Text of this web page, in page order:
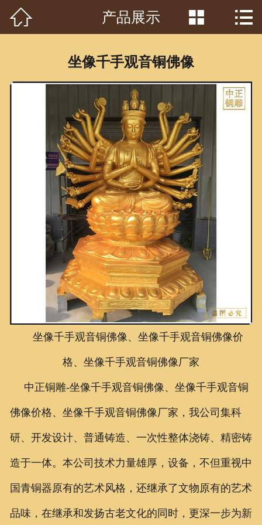
首页
产品中心
客户见证
常识问答
新闻资讯
荣誉资质
泥塑鉴赏
联系我们
 产品展示  
坐像千手观音铜佛像
坐像千手观音铜佛像、坐像千手观音铜佛像价
格、坐像千手观音铜佛像厂家
中正铜雕-坐像千手观音铜佛像、 坐像千手观音铜
佛像价格、 坐像千手观音铜佛像厂家 ，我公司集科
研、开发设计、普通铸造、一次性整体浇铸、精密铸
造于一体。本公司技术力量雄厚，设备，不但重视中
国青铜器原有的艺术风格，还继承了文物原有的艺术
品味，在继承和发扬古老文化的同时，更深一步为新